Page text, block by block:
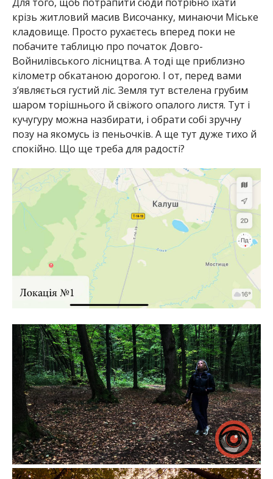
Для того, щоб потрапити сюди потрібно їхати
крізь житловий масив Височанку, минаючи Міське
кладовище. Просто рухаєтесь вперед поки не
побачите таблицю про початок Довго-
Войнилівського лісництва. А тоді ще приблизно
кілометр обкатаною дорогою. І от, перед вами
з’являється густий ліс. Земля тут встелена грубим
шаром торішнього й свіжого опалого листя. Тут і
кучугуру можна назбирати, і обрати собі зручну
позу на якомусь із пеньочків. А ще тут дуже тихо й
спокійно. Що ще треба для радості?